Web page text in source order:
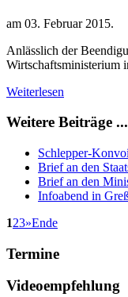
am 03. Februar 2015.
Anlässlich der
Wirtschaftsministerium
Weiterlesen
Weitere Beiträge ...
Schlepper-
Brief an den
Brief an den
Infoabend in
123»Ende
Termine
Videoempfehlung